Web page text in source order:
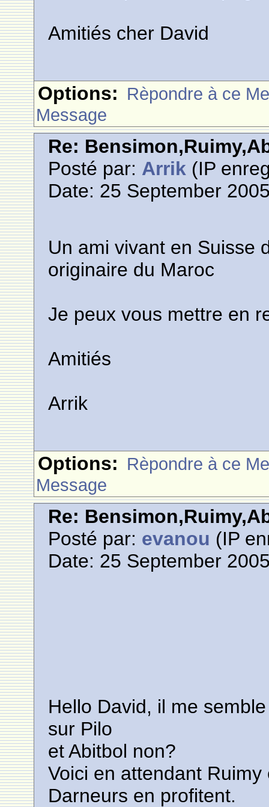
Amitiés cher David
Options: Rèpondre à ce
Message
Re:
Posté par: Arrik (IP
Date: 25 September
Un ami vivant en Suisse
originaire du Maroc
Je peux vous mettre en
Amitiés
Arrik
Options: Rèpondre à ce
Message
Re:
Posté par: evanou (IP
Date: 25 September
Hello David, il me
sur Pilo
et Abitbol non?
Voici en attendant
Darneurs en profitent.